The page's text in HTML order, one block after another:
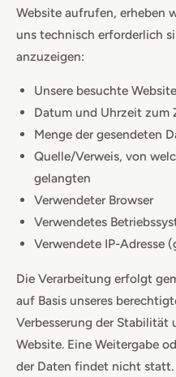
Website aufrufen, erheben
uns technisch erforderlich
anzuzeigen:
Unsere besuchte Website
Datum und Uhrzeit
Menge der gesendeten
Quelle/Verweis, von
gelangten
Verwendeter Browser
Verwendetes
Verwendete IP-Adresse
Die Verarbeitung erfolgt
auf Basis unseres
Verbesserung der
Website. Eine Weitergabe
der Daten findet nicht